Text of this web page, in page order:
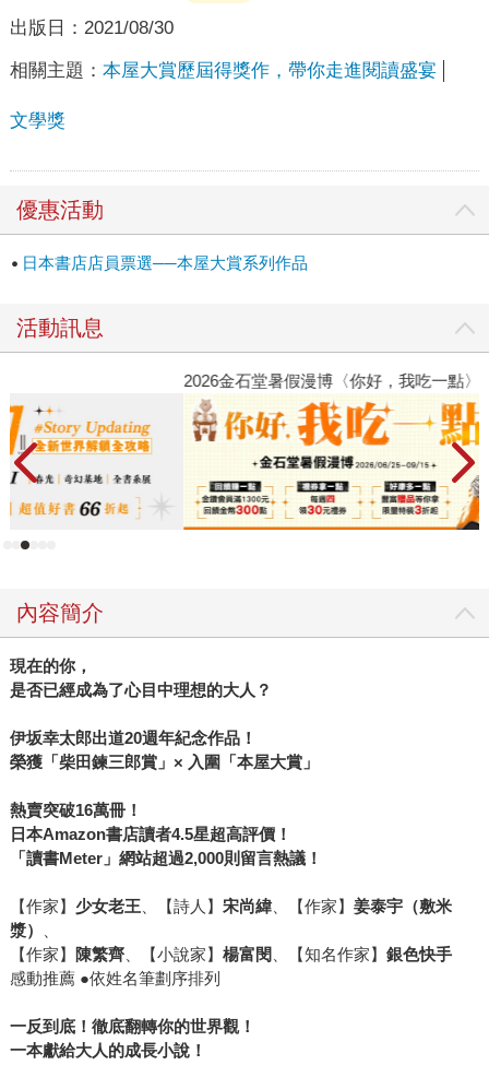
出版日： 2021/08/30
相關主題： 本屋大賞歷屆得獎作，帶你走進閱讀盛宴
文學獎
優惠活動
日本書店店員票選──本屋大賞系列作品
活動訊息
2026金石堂暑假漫博〈你好，我吃一點〉第二波
世
銀
內容簡介
現在的你，
是否已經成為了心目中理想的大人？
伊坂幸太郎出道20週年紀念作品！
榮獲「柴田鍊三郎賞」× 入圍「本屋大賞」
熱賣突破16萬冊！
日本Amazon書店讀者4.5星超高評價！
「讀書Meter」網站超過2,000則留言熱議！
【作家】 少女老王、【詩人】 宋尚緯、【作家】 姜泰宇（敷米
漿）
【作家】
陳繁齊、【小說家】 楊富閔 、【知名作家】 銀色快手
感動推薦 ●依姓名筆劃序排列
一反到底！徹底翻轉你的世界觀！
一本獻給大人的成長小說！